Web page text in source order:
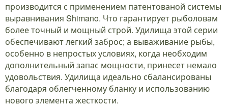
производится с применением патентованой системы
выравнивания Shimano. Что гарантирует рыболовам
более точный и мощный строй. Удилища этой серии
обеспечивают легкий заброс; а вываживание рыбы,
особенно в непростых условиях, когда необходим
дополнительный запас мощности, принесет немало
удовольствия. Удилища идеально сбалансированы
благодаря облегченному бланку и использованию
нового элемента жесткости.